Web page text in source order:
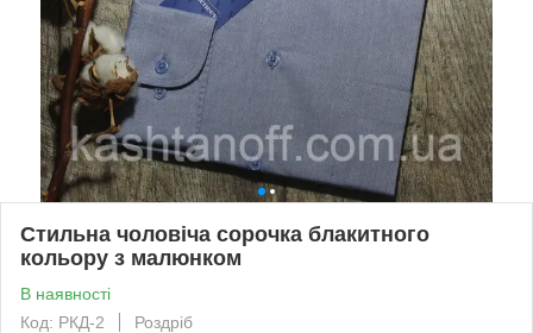
Стильна чоловіча сорочка блакитного
кольору з малюнком
В наявності
Код: РКД-2
Роздріб